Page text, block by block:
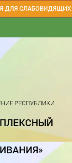
ДЛЯ СЛАБОВИДЯЩИХ
РЕСПУБЛИКИ